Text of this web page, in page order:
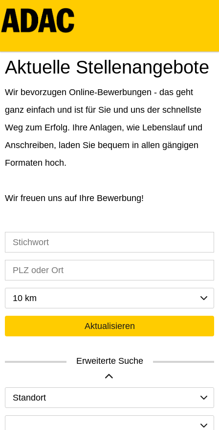
Aktuelle Stellenangebote
Wir bevorzugen Online-Bewerbungen - das geht
ganz einfach und ist für Sie und uns der schnellste
Weg zum Erfolg. Ihre Anlagen, wie Lebenslauf und
Anschreiben, laden Sie bequem in allen gängigen
Formaten hoch.
Wir freuen uns auf Ihre Bewerbung!
10 km
Aktualisieren
Erweiterte Suche
Standort